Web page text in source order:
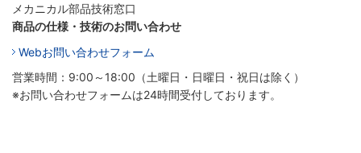
メカニカル部品技術窓口
商品の仕様・技術のお問い合わせ
Webお問い合わせフォーム
営業時間：9:00～18:00（土曜日・日曜日・祝日は除く）
※お問い合わせフォームは24時間受付しております。